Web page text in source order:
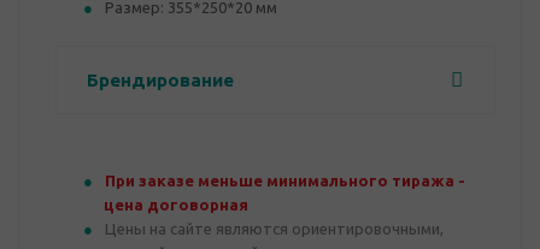
Размер: 355*250*20 мм
Брендирование
При заказе меньше минимального тиража -
цена договорная
Цены на сайте являются ориентировочными,